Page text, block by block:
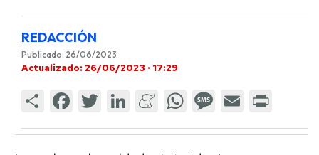
REDACCIÓN
Publicado: 26/06/2023
Actualizado: 26/06/2023 · 17:29